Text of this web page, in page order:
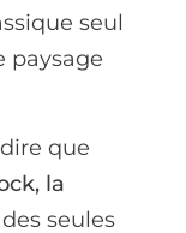
seul
paysage
que
la
seules